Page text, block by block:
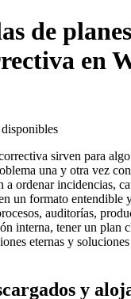
de
en
sirven para
una y otra vez
a ordenar incidencias,
un formato entendible
auditorías,
interna, tener un plan
eternas y
y